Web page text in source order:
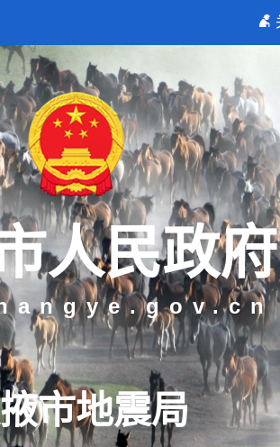
人民政府
市地震局